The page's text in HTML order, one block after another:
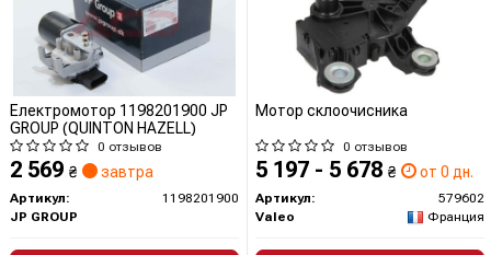
Електромотор 1198201900 JP
GROUP (QUINTON HAZELL)
0 отзывов
2 569 ₴ завтра
Артикул:
1198201900
JP GROUP
Мотор склоочисника
0 отзывов
5 197 - 5 678 ₴ от 0 дн.
Артикул:
579602
Valeo
Франция